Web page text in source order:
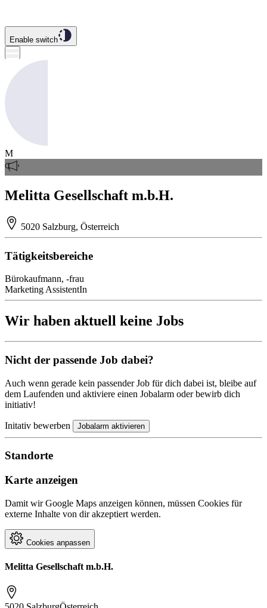
Enable switch
M
Melitta Gesellschaft m.b.H.
5020 Salzburg, Österreich
Tätigkeitsbereiche
Bürokaufmann, -frau
Marketing AssistentIn
Wir haben aktuell keine Jobs
Nicht der passende Job dabei?
Auch wenn gerade kein passender Job für dich dabei ist, bleibe auf
dem Laufenden und aktiviere einen Jobalarm oder bewirb dich
initiativ!
Initativ bewerben Jobalarm aktivieren
Standorte
Karte anzeigen
Damit wir Google Maps anzeigen können, müssen Cookies für
externe Inhalte von dir akzeptiert werden.
Cookies anpassen
Melitta Gesellschaft m.b.H.